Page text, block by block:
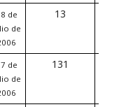
de
de
13
de
de
131